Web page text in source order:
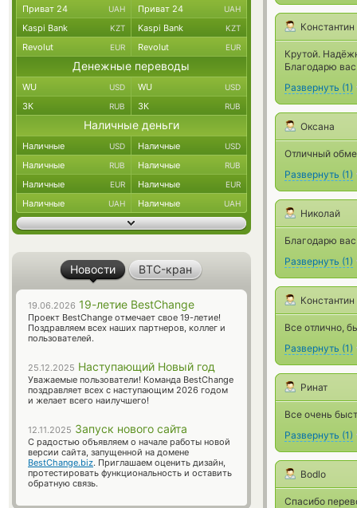
Константин
Крутой.
Благодарю
Развернуть (1)
Оксана
Отличный
Развернуть (1)
Николай
Благодарю
Развернуть (1)
Константин
Все отлично,
Развернуть (1)
Ринат
Все очень
Развернуть (1)
Bodlo
Спасибо
Приват 24 UAH Приват 24 UAH
Kaspi Bank KZT Kaspi Bank KZT
Revolut EUR Revolut EUR
Денежные переводы
WU USD WU USD
ЗК RUB ЗК RUB
Наличные деньги
Наличные USD Наличные USD
Наличные RUB Наличные RUB
Наличные EUR Наличные EUR
Наличные UAH Наличные UAH
Новости BTC-кран
19.06.2026 19-летие BestChange
Проект BestChange отмечает свое 19-летие!
Поздравляем всех наших партнеров, коллег и
пользователей.
25.12.2025 Наступающий Новый год
Уважаемые пользователи! Команда BestChange
поздравляет всех с наступающим 2026 годом
и желает всего наилучшего!
12.11.2025 Запуск нового сайта
С радостью объявляем о начале работы новой
версии сайта, запущенной на домене
BestChange.biz. Приглашаем оценить дизайн,
протестировать функциональность и оставить
обратную связь.